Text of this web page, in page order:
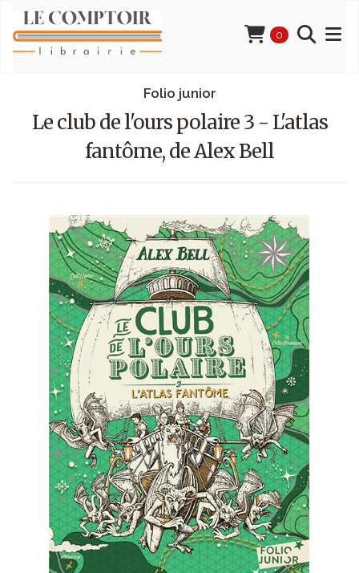
0
Folio junior
Le club de l'ours polaire 3 - L'atlas
fantôme, de Alex Bell